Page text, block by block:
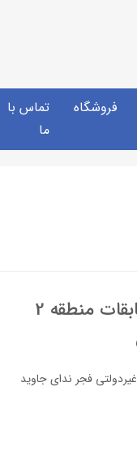
فروشگاه
تماس با
ما
درخشش گروه سرود در مسابقات منطقه 2
فجر ندای جاوید